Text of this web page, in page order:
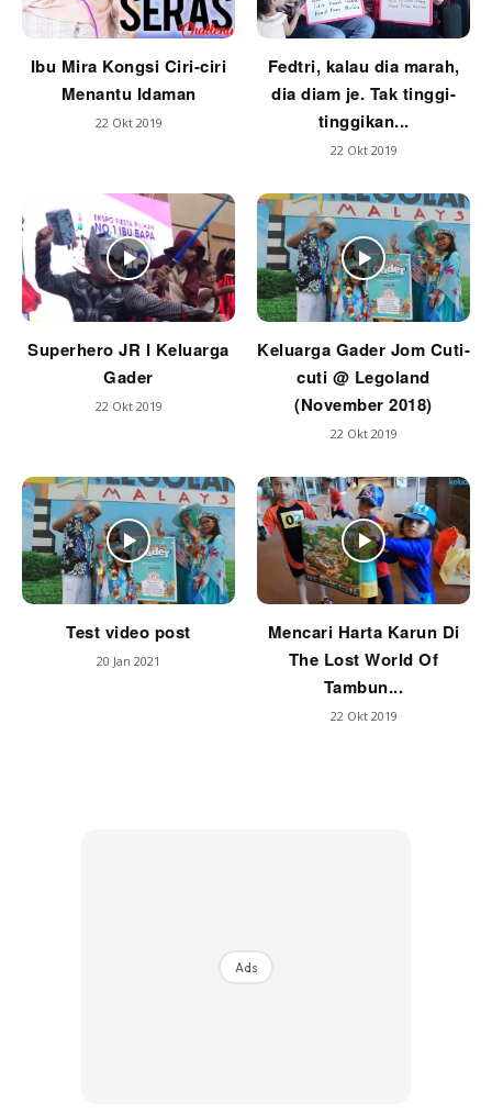
Ibu Mira Kongsi Ciri-ciri
Menantu Idaman
22 Okt 2019
Fedtri, kalau dia marah,
dia diam je. Tak tinggi-
tinggikan...
22 Okt 2019
Superhero JR l Keluarga
Gader
22 Okt 2019
Keluarga Gader Jom Cuti-
cuti @ Legoland
(November 2018)
22 Okt 2019
Test video post
20 Jan 2021
Mencari Harta Karun Di
The Lost World Of
Tambun...
22 Okt 2019
Ads